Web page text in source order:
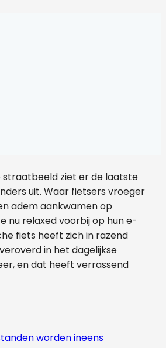
straatbeeld ziet er de laatste
uit. Waar fietsers vroeger
adem aankwamen op
nu relaxed voorbij op hun e-
fiets heeft zich in razend
in het dagelijkse
en dat heeft verrassend
worden ineens